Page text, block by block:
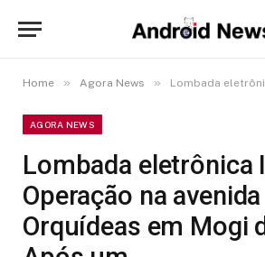
Home » Agora News » Lombada eletrônica Inicia Operação na
AGORA NEWS
Lombada eletrônica
Operação na
Orquídeas em Mogi